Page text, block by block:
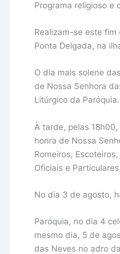
Programa religioso e
Realizam-se este fim
Ponta Delgada, na
O dia mais solene
de Nossa Senhora
Litúrgico da Paróquia.
À tarde, pelas
honra de Nossa
Romeiros,
Oficiais e
No dia 3 de agosto,
Paróquia, no dia 4
mesmo dia, 5 de
das Neves no adro